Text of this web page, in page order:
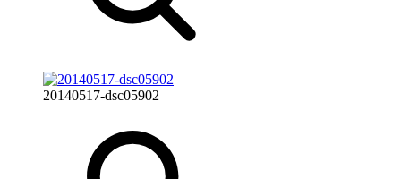
20140517-dsc05902